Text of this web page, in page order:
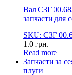
Вал СЗГ
запчасти для
SKU: СЗГ
1.0 грн.
Read more
Запчасти за
плуги